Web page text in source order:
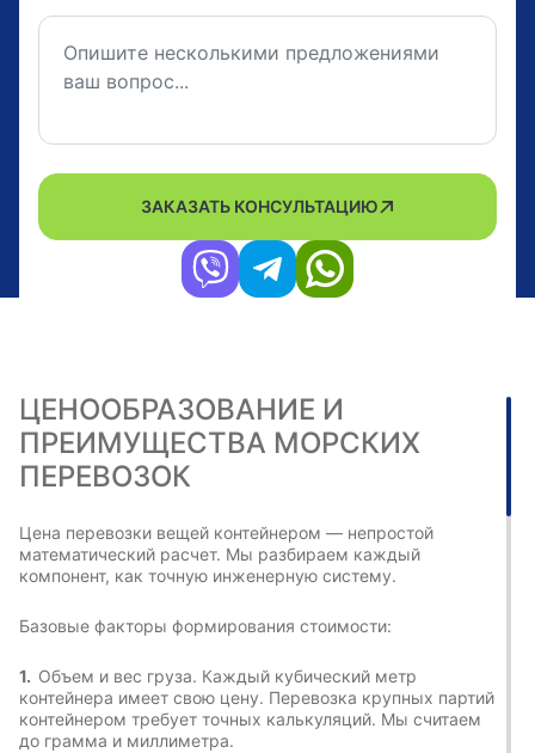
ЗАКАЗАТЬ КОНСУЛЬТАЦИЮ
ЦЕНООБРАЗОВАНИЕ И
ПРЕИМУЩЕСТВА МОРСКИХ
ПЕРЕВОЗОК
Цена перевозки вещей контейнером — непростой
математический расчет. Мы разбираем каждый
компонент, как точную инженерную систему.
Базовые факторы формирования стоимости:
Объем и вес груза. Каждый кубический метр
контейнера имеет свою цену. Перевозка крупных партий
контейнером требует точных калькуляций. Мы считаем
до грамма и миллиметра.